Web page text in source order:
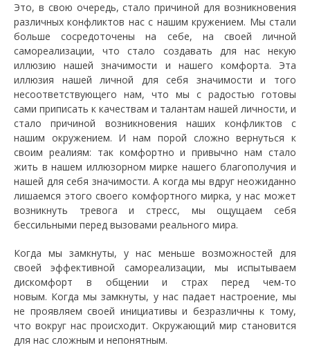
Это, в свою очередь, стало причиной для возникновения
различных конфликтов нас c нашим кружением. Мы стали
больше сосредоточены на себе, на своей личной
самореализации, что стало создавать для нас некую
иллюзию нашей значимости и нашего комфорта. Эта
иллюзия нашей личной для себя значимости и того
несоответствующего нам, что мы с радостью готовы
сами приписать к качествам и талантам нашей личности, и
стало причиной возникновения наших конфликтов с
нашим окружением. И нам порой сложно вернуться к
своим реалиям: так комфортно и привычно нам стало
жить в нашем иллюзорном мирке нашего благополучия и
нашей для себя значимости. А когда мы вдруг неожиданно
лишаемся этого своего комфортного мирка, у нас может
возникнуть тревога и стресс, мы ощущаем себя
бессильными перед вызовами реального мира.
Когда мы замкнуты, у нас меньше возможностей для
своей эффективной самореализации, мы испытываем
дискомфорт в общении и страх перед чем-то
новым. Когда мы замкнуты, у нас падает настроение, мы
не проявляем своей инициативы и безразличны к тому,
что вокруг нас происходит. Окружающий мир становится
для нас сложным и непонятным.